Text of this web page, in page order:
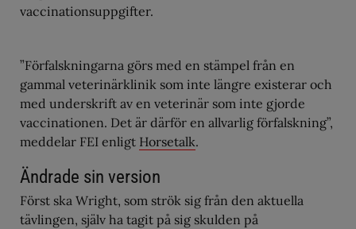
vaccinationsuppgifter.
”Förfalskningarna görs med en stämpel från en
gammal veterinärklinik som inte längre existerar och
med underskrift av en veterinär som inte gjorde
vaccinationen. Det är därför en allvarlig förfalskning”,
meddelar FEI enligt Horsetalk.
Ändrade sin version
Först ska Wright, som strök sig från den aktuella
tävlingen, själv ha tagit på sig skulden på